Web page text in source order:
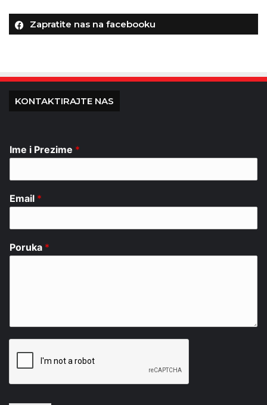
Zapratite nas na facebooku
KONTAKTIRAJTE NAS
Ime i Prezime *
Email *
Poruka *